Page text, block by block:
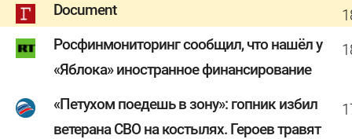
Document
Росфинмониторинг сообщил, что нашёл у
«Яблока» иностранное финансирование
«Петухом поедешь в зону»: гопник избил
ветерана СВО на костылях. Героев травят